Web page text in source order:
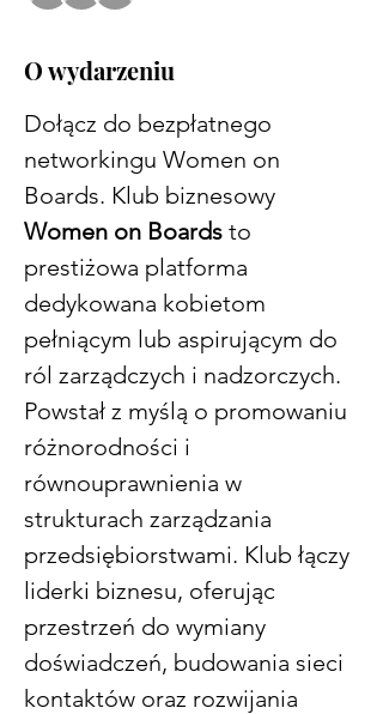
O wydarzeniu
Dołącz do bezpłatnego
networkingu Women on
Boards. Klub biznesowy
Women on Boards to
prestiżowa platforma
dedykowana kobietom
pełniącym lub aspirującym do
ról zarządczych i nadzorczych.
Powstał z myślą o promowaniu
różnorodności i
równouprawnienia w
strukturach zarządzania
przedsiębiorstwami. Klub łączy
liderki biznesu, oferując
przestrzeń do wymiany
doświadczeń, budowania sieci
kontaktów oraz rozwijania